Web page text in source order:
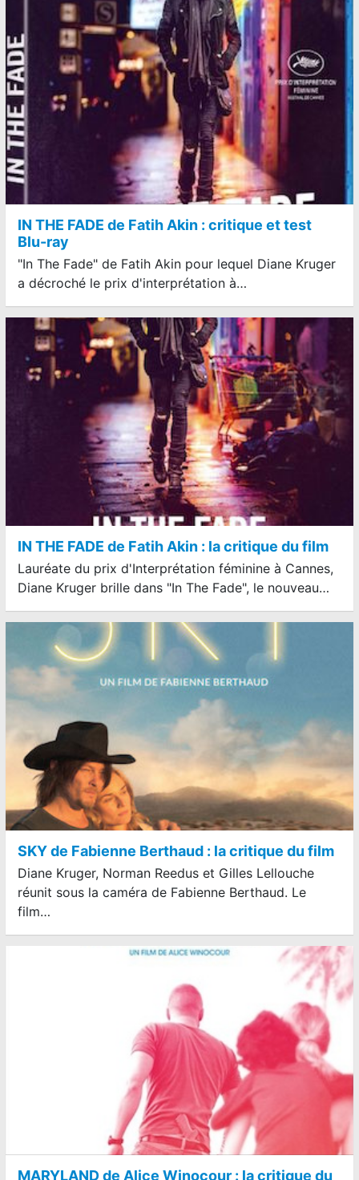
IN THE FADE de Fatih Akin : critique et test
Blu-ray
"In The Fade" de Fatih Akin pour lequel Diane Kruger
a décroché le prix d'interprétation à…
IN THE FADE de Fatih Akin : la critique du film
Lauréate du prix d'Interprétation féminine à Cannes,
Diane Kruger brille dans "In The Fade", le nouveau…
SKY de Fabienne Berthaud : la critique du film
Diane Kruger, Norman Reedus et Gilles Lellouche
réunit sous la caméra de Fabienne Berthaud. Le
film…
MARYLAND de Alice Winocour : la critique du